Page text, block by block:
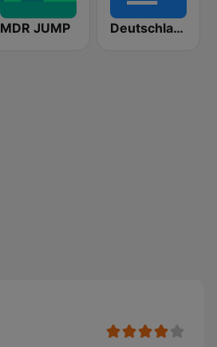
MDR JUMP Deutschlandfunk